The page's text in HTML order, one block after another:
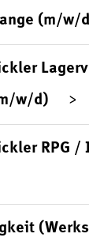
(m/w/
w/d)
RPG /